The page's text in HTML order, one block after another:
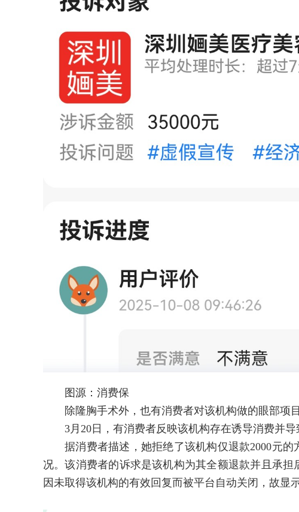
图源：消费保
除隆胸手术外，也有消费者对该机构做的眼部项目
3月20日，有消费者反映该机构存在诱导消费并导
据消费者描述，她拒绝了该机构仅退款2000元的
况。该消费者的诉求是该机构为其全额退款并且承
因未取得该机构的有效回复而被平台自动关闭，故显